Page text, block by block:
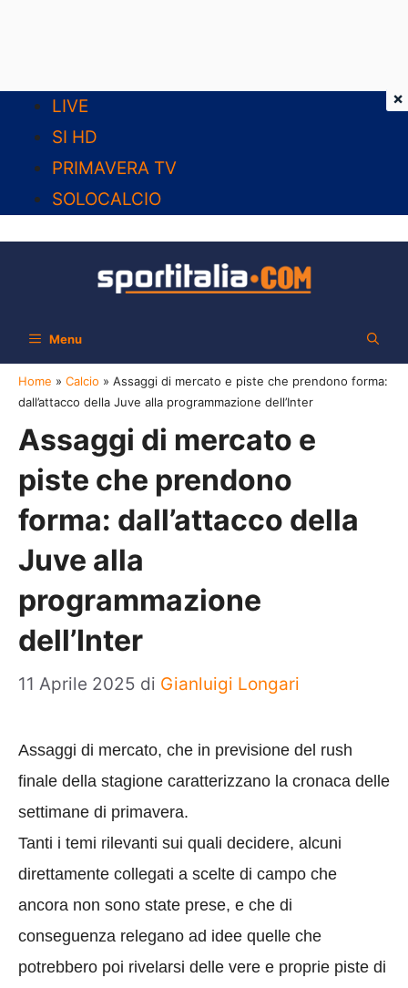
contenuto
LIVE
SI HD
PRIMAVERA TV
SOLOCALCIO
Menu
Home » Calcio » Assaggi di mercato e piste che prendono forma:
dall’attacco della Juve alla programmazione dell’Inter
Assaggi di mercato e
piste che prendono
forma: dall’attacco della
Juve alla
programmazione
dell’Inter
11 Aprile 2025 di Gianluigi Longari
Assaggi di mercato, che in previsione del rush
finale della stagione caratterizzano la cronaca delle
settimane di primavera.
Tanti i temi rilevanti sui quali decidere, alcuni
direttamente collegati a scelte di campo che
ancora non sono state prese, e che di
conseguenza relegano ad idee quelle che
potrebbero poi rivelarsi delle vere e proprie piste di
×